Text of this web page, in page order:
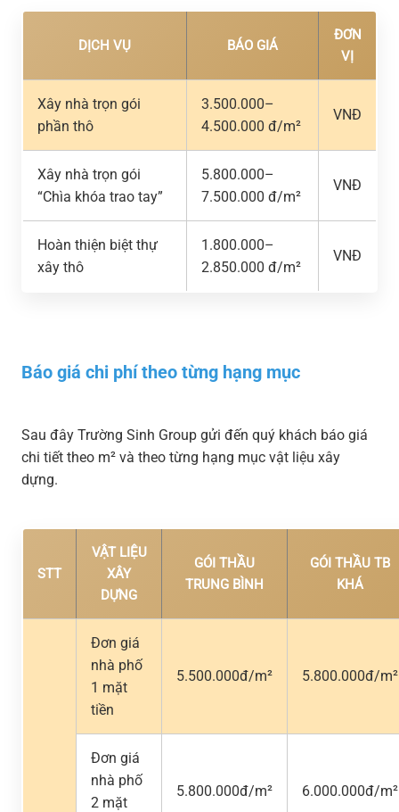
DỊCH VỤ BÁO GIÁ
ĐƠN
VỊ
Xây nhà trọn gói
phần thô
3.500.000–
4.500.000 đ/m²
VNĐ
Xây nhà trọn gói
“Chìa khóa trao tay”
5.800.000–
7.500.000 đ/m²
VNĐ
Hoàn thiện biệt thự
xây thô
1.800.000–
2.850.000 đ/m²
VNĐ
Báo giá chi phí theo từng hạng mục
Sau đây Trường Sinh Group gửi đến quý khách báo giá
chi tiết theo m² và theo từng hạng mục vật liệu xây
dựng.
STT
VẬT LIỆU
XÂY
DỰNG
GÓI THẦU
TRUNG BÌNH
GÓI THẦU TB
KHÁ
Đơn giá
nhà phố
1 mặt
tiền
5.500.000đ/m² 5.800.000đ/m²
Đơn giá
nhà phố
2 mặt
5.800.000đ/m² 6.000.000đ/m²